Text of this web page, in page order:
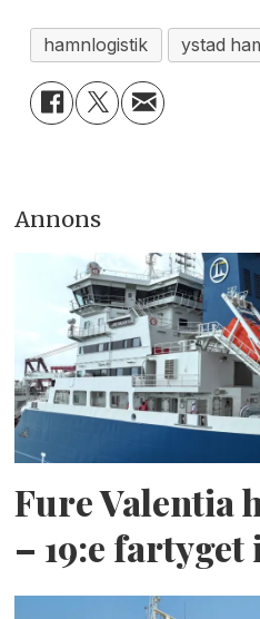
hamnlogistik ystad
Annons
Fure Valentia
– 19:e fartyget